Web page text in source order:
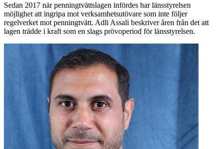
Sedan 2017 när penningtvättslagen infördes har länsstyrelsen
möjlighet att ingripa mot verksamhetsutövare som inte följer
regelverket mot penningtvätt. Adli Assali beskriver åren från det att
lagen trädde i kraft som en slags prövoperiod för länsstyrelsen.